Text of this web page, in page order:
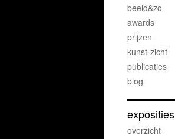
beeld&zo
awards
prijzen
kunst-zicht
publicaties
blog
exposities
overzicht